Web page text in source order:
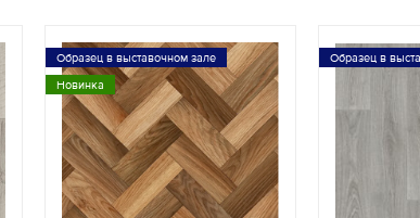
Образец в выставочном зале
Новинка
Образец в